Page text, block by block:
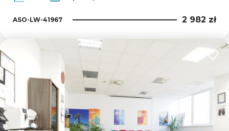
ASO-LW-41967 2 982 zł